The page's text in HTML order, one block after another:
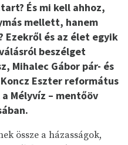
És mi kell ahhoz,
mellett, hanem
és az élet egyik
beszélget
Mihalec Gábor pár- és
Eszter református
Mélyvíz – mentőöv
össze a házasságok,